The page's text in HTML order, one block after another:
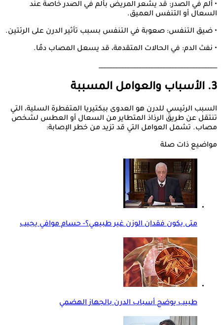
• ألم في الصدر: قد يشعر المريض بألم في الصدر خاصة عند
السعال أو التنفس العميق.
• ضيق التنفس: صعوبة في التنفس بسبب تأثير الدرن على الرئتين.
• نفث الدم: في الحالات المتقدمة، قد يسعل المصاب دمًا.
________________________________________
3. الأسباب والعوامل المسببة
السبب الرئيسي للدرن هو العدوى ببكتيريا المتفطرة السلية، التي
تنتقل عن طريق الرذاذ المتطاير من السعال أو العطس لشخص
مصاب. تشمل العوامل التي قد تزيد من خطر الإصابة:
مواضيع ذات صلة
متى يكون فقدان الوزن غير طبيعي؟- حسام موافي يجيب
طبيب يوضح أسباب الدرن بالجهاز الهضمي